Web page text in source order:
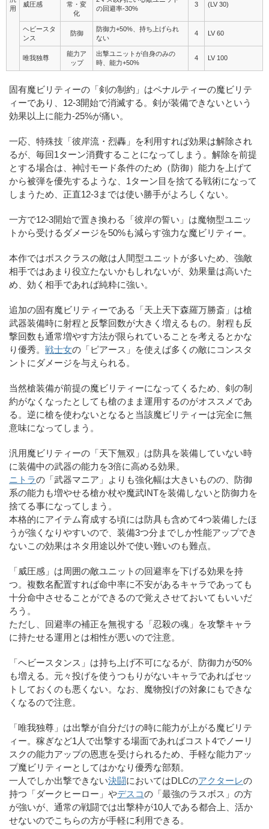
用
威圧感
常・変
化
の回避率-30%
3 (LV 30)
ヘビースタ
ンス
防御
防御力+50%、持ち上げられ
ない
4 LV 60
唯我独尊
能力ア
ップ
出撃ユニットが自身のみの
時、能力+50%
4 LV 100
固有魔ビリティーの「剣の制約」はペナルティーの魔ビリテ
ィーであり、12-3開始で消滅する。剣が装備できないという
効果以上に能力-25%が痛い。
一応、特殊技「彼岸流・烈轟」を利用すれば効果は解除され
るが、毎回1ターン消費することになってしまう。解除を前提
とする場合は、神討モード条件のため（防御）能力を上げて
から被弾を優先するような、1ターン目を捨てる戦術になって
しまうため、正直12-3までは使い勝手がよろしくない。
一方で12-3開始で置き換わる「彼岸の誓い」は魔物型ユニッ
トから受けるダメージを50%も減らす強力な魔ビリティー。
本作ではボスクラスの敵は人間型ユニットが多いため、強敵
相手ではあまり役立たないかもしれないが、効果量は高いた
め、効く相手であれば純粋に強い。
追加の固有魔ビリティーである「天上天下森羅万勝斎」は槍
武器装備時に射程と反撃回数が大きく増えるもの。射程も反
撃回数も通常増やす方法が限られていることを考えるとかな
り優秀。 戦士女の「ピアース」を使えば多くの敵にコンスタ
ントにダメージを与えられる。
当然槍装備が前提の魔ビリティーになってくるため、剣の制
約がなくなったとしても槍のまま運用するのがオススメであ
る。逆に槍を使わないとなると当該魔ビリティーは完全に無
意味になってしまう。
汎用魔ビリティーの「天下無双」は防具を装備していない時
に装備中の武器の能力を3倍に高める効果。
ニトラの「武器マニア」よりも強化幅は大きいものの、防御
系の能力も増やせる槍か杖や魔武INTを装備しないと防御力を
捨てる事になってしまう。
本格的にアイテム育成する頃には防具も含めて4つ装備したほ
うが強くなりやすいので、装備3つ分までしか性能アップでき
ないこの効果はネタ用途以外で使い難いのも難点。
「威圧感」は周囲の敵ユニットの回避率を下げる効果を持
つ。複数名配置すれば命中率に不安があるキャラであっても
十分命中させることができるので覚えさせておいてもいいだ
ろう。
ただし、回避率の補正を無視する「忍殺の魂」を攻撃キャラ
に持たせる運用とは相性が悪いので注意。
「ヘビースタンス」は持ち上げ不可になるが、防御力が50%
も増える。元々投げを使うつもりがないキャラであればセッ
トしておくのも悪くない。なお、魔物投げの対象にもできな
くなるので注意。
「唯我独尊」は出撃が自分だけの時に能力が上がる魔ビリテ
ィー。稼ぎなど1人で出撃する場面であればコスト4でノーリ
スクの能力アップの恩恵を受けられるため、手軽な能力アッ
プ魔ビリティーとしてはかなり優秀な部類。
一人でしか出撃できない決闘においてはDLCのアクターレの
持つ「ダークヒーロー」やデスコの「最強のラスボス」の方
が強いが、通常の戦闘では出撃枠が10人である都合上、活か
せないのでこちらの方が手軽に利用できる。